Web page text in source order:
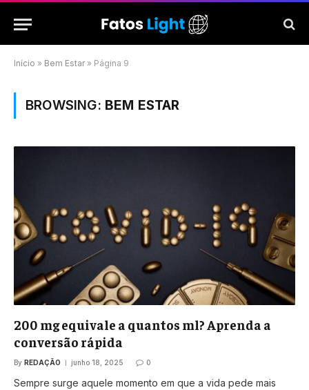
Início » Bem Estar» Página 9
BROWSING: BEM ESTAR
200 mg equivale a quantos ml? Aprenda a
conversão rápida
By REDAÇÃO junho 18, 2025 0
Sempre surge aquele momento em que a vida pede mais